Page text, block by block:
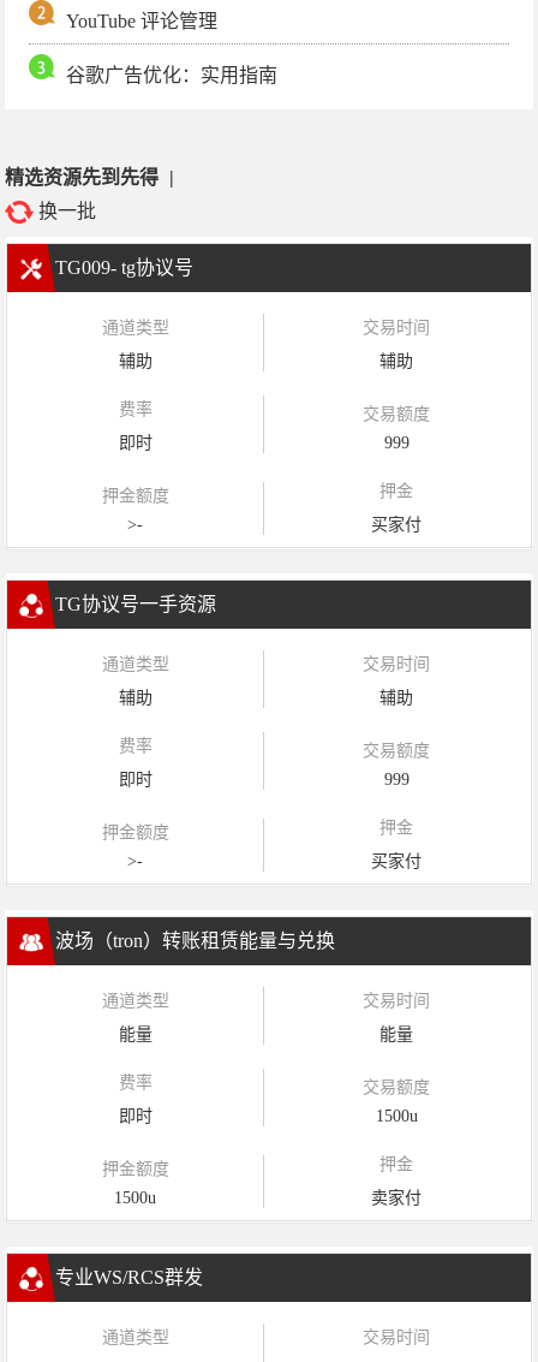
YouTube 评论管理
谷歌广告优化：实用指南
精选资源先到先得 |
换一批
TG009- tg协议号
通道类型
辅助
交易时间
辅助
费率
即时
交易额度
999
押金额度
>-
押金
买家付
TG协议号一手资源
通道类型
辅助
交易时间
辅助
费率
即时
交易额度
999
押金额度
>-
押金
买家付
波场（tron）转账租赁能量与兑换
通道类型
能量
交易时间
能量
费率
即时
交易额度
1500u
押金额度
1500u
押金
卖家付
专业WS/RCS群发
通道类型
交易时间